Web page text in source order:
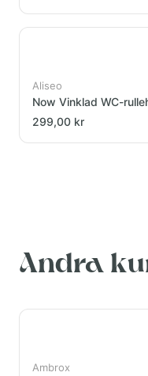
Aliseo
Now Vinklad WC-
299,00 kr
Andra
Ambrox